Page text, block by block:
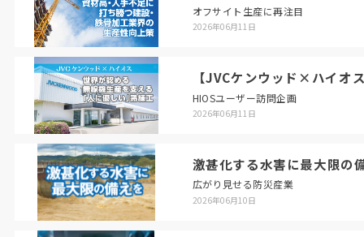
オフサイト生産に再注目
2026年06月11日
【JVCケンウッド×ハイオ
HIOSユーザー訪問企画
2026年06月11日
激甚化する水害に最大限の
広がり見せる防災産業
2026年06月10日